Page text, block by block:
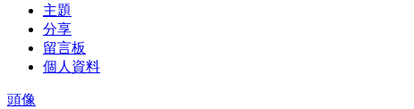
主題
分享
留言板
個人資料
頭像